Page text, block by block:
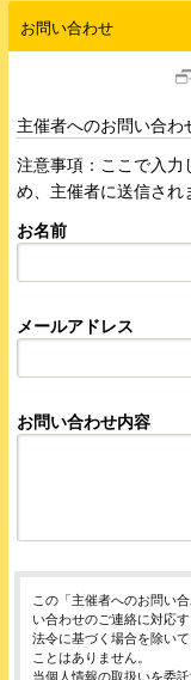
お問い合わせ
主催者へのお問い合わ
注意事項：ここで入
め、主催者に送信され
お名前
メールアドレス
お問い合わせ内容
この「主催者へのお問い
い合わせのご連絡に対応す
法令に基づく場合を除い
ことはありません。
当個人情報の取扱いを委